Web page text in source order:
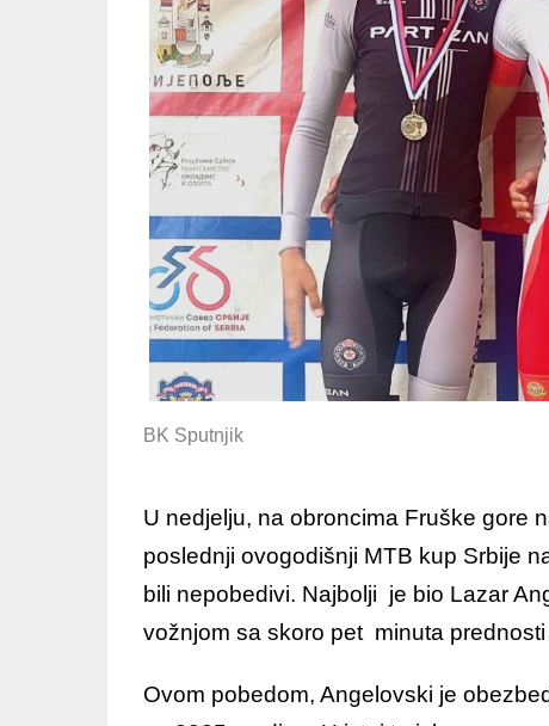
BK Sputnjik
U nedjelju, na obroncima Fruške gore
poslednji ovogodišnji MTB kup Srbije
bili nepobedivi. Najbolji je bio Lazar
vožnjom sa skoro pet minuta
Ovom pobedom, Angelovski je